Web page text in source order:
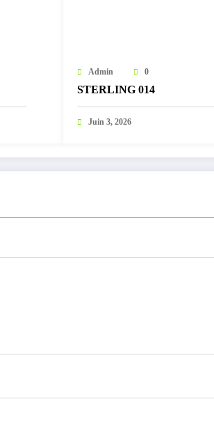
Admin 0
STERLING 014
Juin 3, 2026